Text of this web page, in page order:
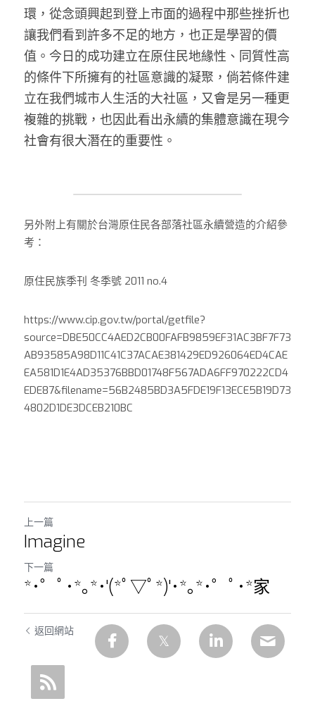
環，從念頭興起到登上市面的過程中那些挫折也
讓我們看到許多不足的地方，也正是學習的價
值。今日的成功建立在原住民地緣性、同質性高
的條件下所擁有的社區意識的凝聚，倘若條件建
立在我們城市人生活的大社區，又會是另一種更
複雜的挑戰，也因此看出永續的集體意識在現今
社會有很大潛在的重要性。
另外附上有關於台灣原住民各部落社區永續營造的介紹參
考：
原住民族季刊 冬季號 2011 no.4
https://www.cip.gov.tw/portal/getfile?
source=DBE50CC4AED2CB00FAFB9859EF31AC3BF7F73
AB93585A98D11C41C37ACAE381429ED926064ED4CAE
EA581D1E4AD35376BBD01748F567ADA6FF970222CD4
EDE87&filename=56B2485BD3A5FDE19F13ECE5B19D73
4802D1DE3DCEB210BC
上一篇
Imagine
下一篇
*･゜ﾟ･*｡*･'(*ﾟ▽ﾟ*)'･*｡*･゜ﾟ･*家
返回網站